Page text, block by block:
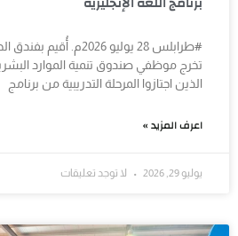
#طرابلس 28 يوليو
تخرج موظفي صندوق تنمية الموارد
الذين اجتازوا المرحلة التدريبية من برنامج
اعرف المزيد »
يوليو 29, 2026 لا توجد تعليقات